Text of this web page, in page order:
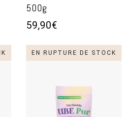
500g
59,90€
EN RUPTURE DE STOCK